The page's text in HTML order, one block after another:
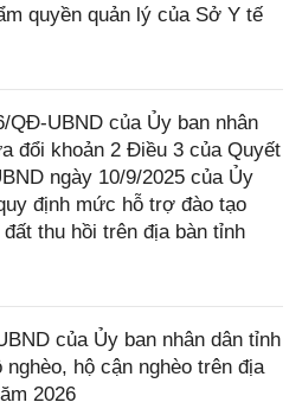
quyền quản lý của Sở Y tế
QĐ-UBND của Ủy ban nhân
đổi khoản 2 Điều 3 của Quyết
ngày 10/9/2025 của Ủy
định mức hỗ trợ đào tạo
thu hồi trên địa bàn tỉnh
của Ủy ban nhân dân tỉnh
nghèo, hộ cận nghèo trên địa
2026